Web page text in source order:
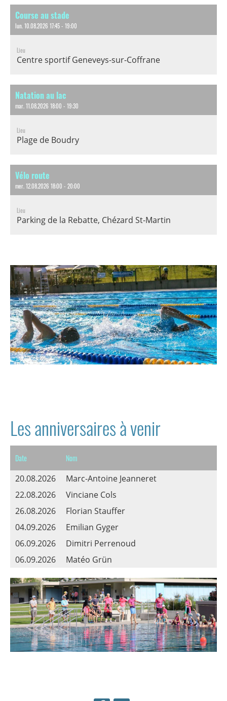
Course au stade
lun. 10.08.2026 17:45 - 19:00
Lieu
Centre sportif Geneveys-sur-Coffrane
Natation au lac
mar. 11.08.2026 18:00 - 19:30
Lieu
Plage de Boudry
Vélo route
mer. 12.08.2026 18:00 - 20:00
Lieu
Parking de la Rebatte, Chézard St-Martin
Les anniversaires à venir
Date Nom
20.08.2026
Marc-Antoine Jeanneret
22.08.2026
Vinciane Cols
26.08.2026
Florian Stauffer
04.09.2026
Emilian Gyger
06.09.2026
Dimitri Perrenoud
06.09.2026
Matéo Grün